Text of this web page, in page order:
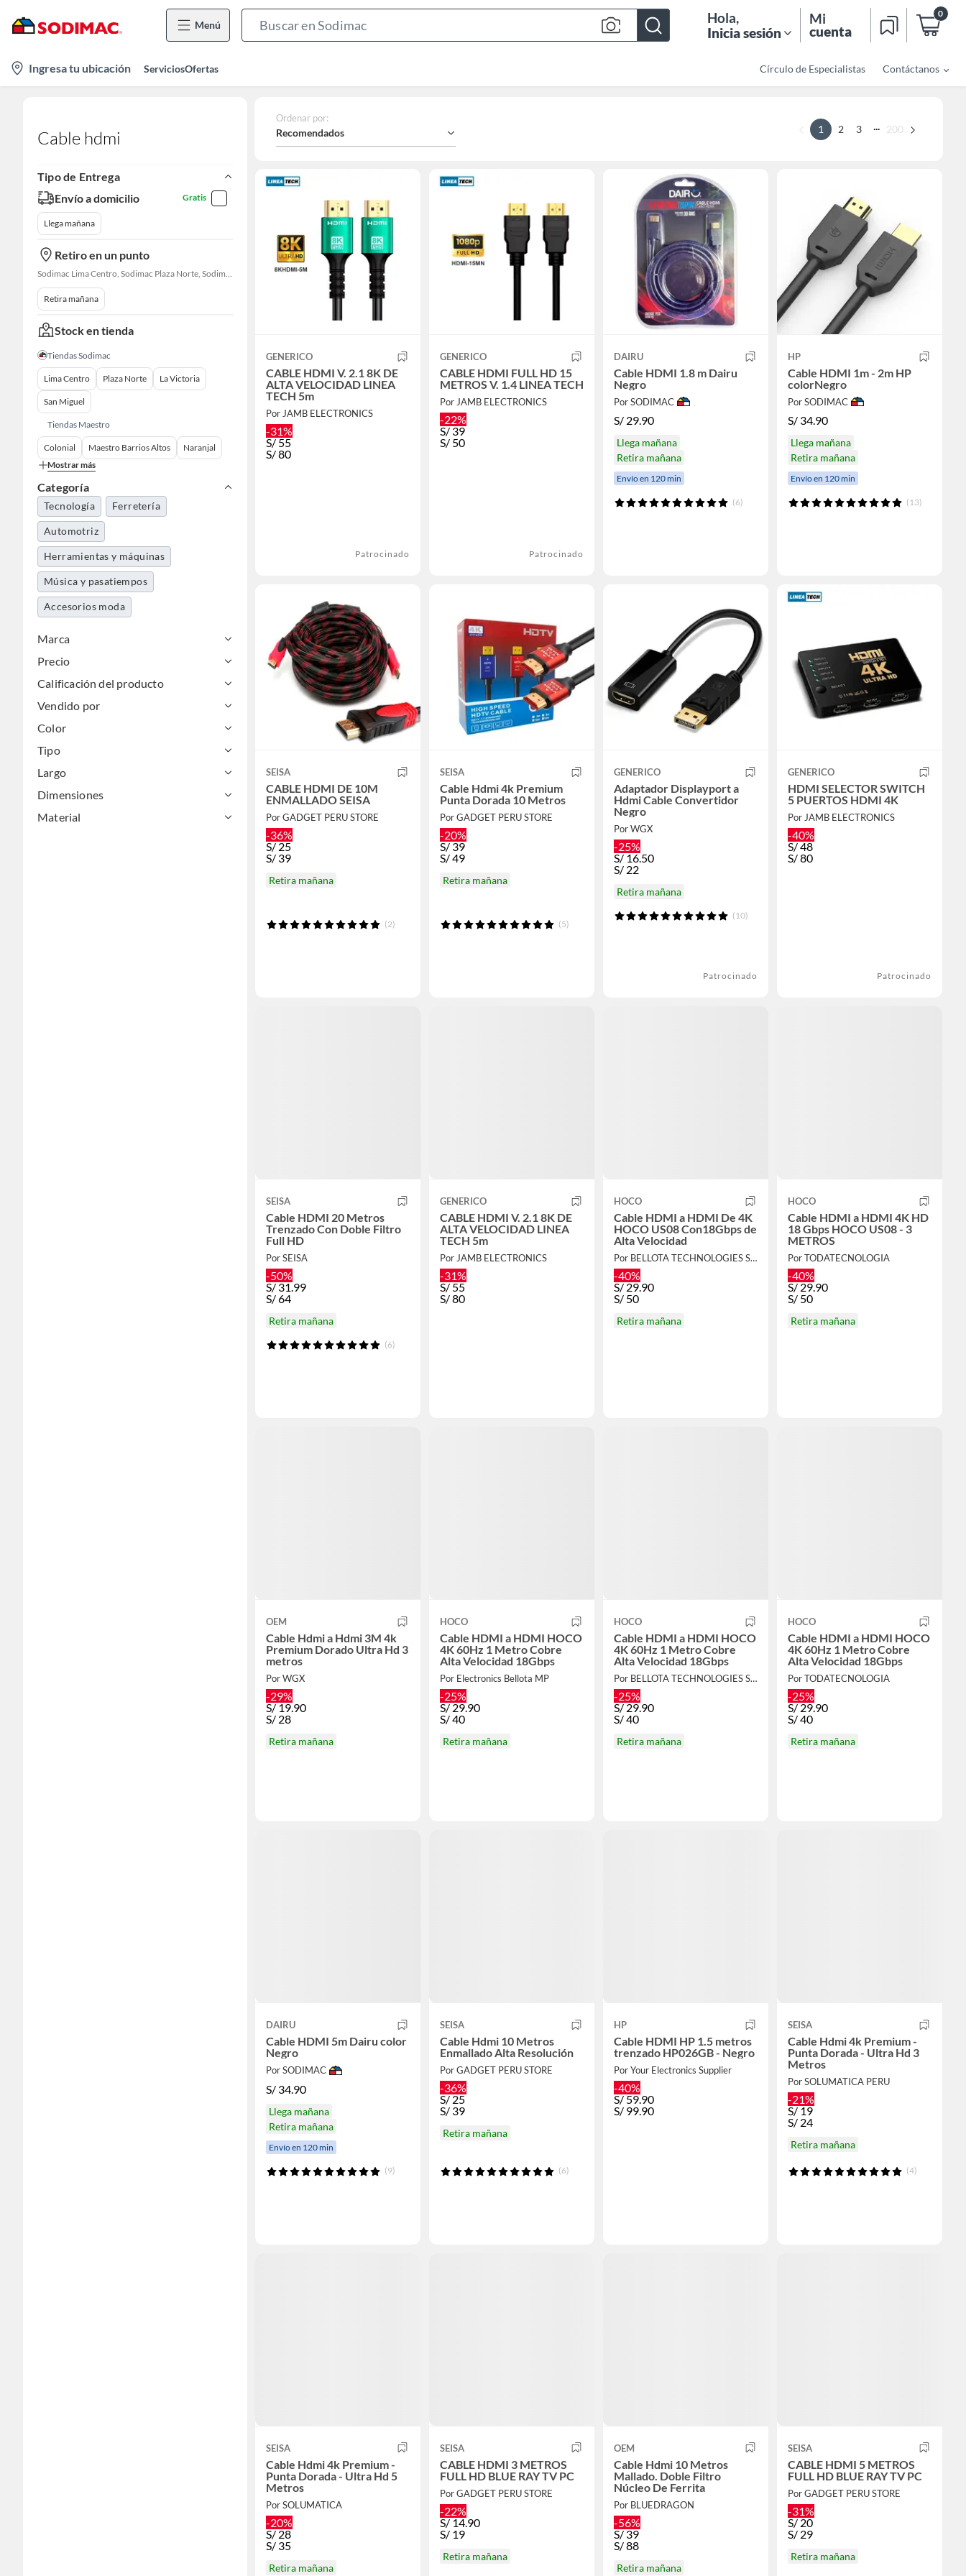
Menú
Bar
Hola,
Inicia sesión
Mi
cuenta
0
location-
icon
Ingresa tu ubicación ServiciosOfertas Círculo de Especialistas Contáctanos
Cable hdmi
Tipo de Entrega
Envío a domicilio
Gratis
Llega mañana
Retiro en un punto
Sodimac Lima Centro, Sodimac Plaza Norte, Sodimac La Victoria, Sodimac San Miguel, Sodimac S. J. Lurigancho, Sodimac Chacarilla, Sodimac Av. La Molina, Sodimac Colonial, Maestro Barrios Altos, Sodimac Naranjal
Retira mañana
Stock en tienda
Tiendas Sodimac
Lima Centro Plaza Norte La Victoria
San Miguel
Tiendas Maestro
Colonial Maestro Barrios Altos
Naranjal
Mostrar más
Categoría
Tecnología Ferretería
Automotriz
Herramientas y máquinas
Música y pasatiempos
Accesorios moda
Marca
Precio
Calificación del producto
Vendido por
Color
Tipo
Largo
Dimensiones
Material
Ordenar por:
Recomendados 1 2 3 ... 200
GENERICO
CABLE HDMI V. 2.1 8K DE
ALTA VELOCIDAD LINEA
TECH 5m
Por JAMB ELECTRONICS
-31%
S/55
S/80
Patrocinado
GENERICO
CABLE HDMI FULL HD 15
METROS V. 1.4 LINEA TECH
Por JAMB ELECTRONICS
-22%
S/39
S/ 50
Patrocinado
DAIRU
Cable HDMI 1.8 m Dairu
Negro
Por SODIMAC
S/ 29.90
Llega mañana
Retira mañana
Envío en 120 min
(6)
HP
Cable HDMI 1m - 2m HP
colorNegro
Por SODIMAC
S/ 34.90
Llega mañana
Retira mañana
Envío en 120 min
(13)
SEISA
CABLE HDMI DE 10M
ENMALLADO SEISA
Por GADGET PERU STORE
-36%
S/ 25
S/ 39
Retira mañana
(2)
SEISA
Cable Hdmi 4k Premium
Punta Dorada 10 Metros
Por GADGET PERU STORE
-20%
S/ 39
S/49
Retira mañana
(5)
GENERICO
Adaptador Displayport a
Hdmi Cable Convertidor
Negro
Por WGX
-25%
S/ 16.50
S/ 22
Retira mañana
(10)
Patrocinado
GENERICO
HDMI SELECTOR SWITCH
5 PUERTOS HDMI 4K
Por JAMB ELECTRONICS
-40%
S/48
S/80
Patrocinado
SEISA
Cable HDMI 20 Metros
Trenzado Con Doble Filtro
Full HD
Por SEISA
-50%
S/ 31.99
S/64
Retira mañana
(6)
GENERICO
CABLE HDMI V. 2.1 8K DE
ALTA VELOCIDAD LINEA
TECH 5m
Por JAMB ELECTRONICS
-31%
S/ 55
S/80
HOCO
Cable HDMI a HDMI De 4K
HOCO US08 Con18Gbps de
Alta Velocidad
Por BELLOTA TECHNOLOGIES S.A.C
-40%
S/ 29.90
S/ 50
Retira mañana
HOCO
Cable HDMI a HDMI 4K HD
18 Gbps HOCO US08 - 3
METROS
Por TODATECNOLOGIA
-40%
S/ 29.90
S/ 50
Retira mañana
OEM
Cable Hdmi a Hdmi 3M 4k
Premium Dorado Ultra Hd 3
metros
Por WGX
-29%
S/ 19.90
S/ 28
Retira mañana
HOCO
Cable HDMI a HDMI HOCO
4K 60Hz 1 Metro Cobre
Alta Velocidad 18Gbps
Por Electronics Bellota MP
-25%
S/ 29.90
S/40
Retira mañana
HOCO
Cable HDMI a HDMI HOCO
4K 60Hz 1 Metro Cobre
Alta Velocidad 18Gbps
Por BELLOTA TECHNOLOGIES S.A.C
-25%
S/ 29.90
S/40
Retira mañana
HOCO
Cable HDMI a HDMI HOCO
4K 60Hz 1 Metro Cobre
Alta Velocidad 18Gbps
Por TODATECNOLOGIA
-25%
S/ 29.90
S/40
Retira mañana
DAIRU
Cable HDMI 5m Dairu color
Negro
Por SODIMAC
S/ 34.90
Llega mañana
Retira mañana
Envío en 120 min
(9)
SEISA
Cable Hdmi 10 Metros
Enmallado Alta Resolución
Por GADGET PERU STORE
-36%
S/ 25
S/ 39
Retira mañana
(6)
HP
Cable HDMI HP 1.5 metros
trenzado HP026GB - Negro
Por Your Electronics Supplier
-40%
S/ 59.90
S/ 99.90
SEISA
Cable Hdmi 4k Premium -
Punta Dorada - Ultra Hd 3
Metros
Por SOLUMATICA PERU
-21%
S/ 19
S/ 24
Retira mañana
(4)
SEISA
Cable Hdmi 4k Premium -
Punta Dorada - Ultra Hd 5
Metros
Por SOLUMATICA
-20%
S/28
S/ 35
Retira mañana
SEISA
CABLE HDMI 3 METROS
FULL HD BLUE RAY TV PC
Por GADGET PERU STORE
-22%
S/14.90
S/ 19
Retira mañana
OEM
Cable Hdmi 10 Metros
Mallado. Doble Filtro
Núcleo De Ferrita
Por BLUEDRAGON
-56%
S/39
S/88
Retira mañana
SEISA
CABLE HDMI 5 METROS
FULL HD BLUE RAY TV PC
Por GADGET PERU STORE
-31%
S/20
S/ 29
Retira mañana